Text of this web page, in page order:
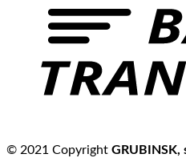
© 2021 Copyright GRUBINSK,